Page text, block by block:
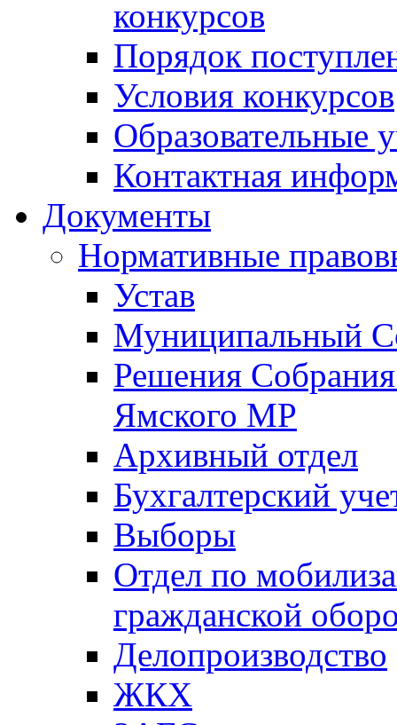
конкурсов
Порядок
Условия конкурсов
Образовательные
Контактная
Документы
Нормативные
Устав
Муниципальный
Решения
Ямского МР
Архивный отдел
Бухгалтерский
Выборы
Отдел по
гражданской
Делопроизводство
ЖКХ